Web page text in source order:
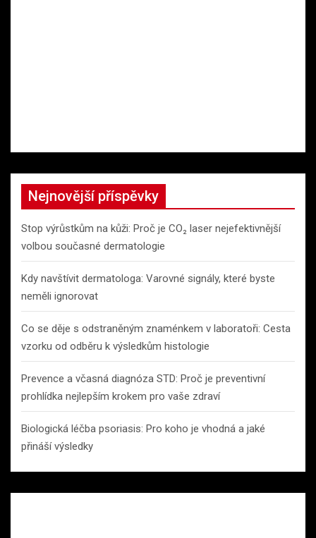
Nejnovější příspěvky
Stop výrůstkům na kůži: Proč je CO₂ laser nejefektivnější
volbou současné dermatologie
Kdy navštívit dermatologa: Varovné signály, které byste
neměli ignorovat
Co se děje s odstraněným znaménkem v laboratoři: Cesta
vzorku od odběru k výsledkům histologie
Prevence a včasná diagnóza STD: Proč je preventivní
prohlídka nejlepším krokem pro vaše zdraví
Biologická léčba psoriasis: Pro koho je vhodná a jaké
přináší výsledky